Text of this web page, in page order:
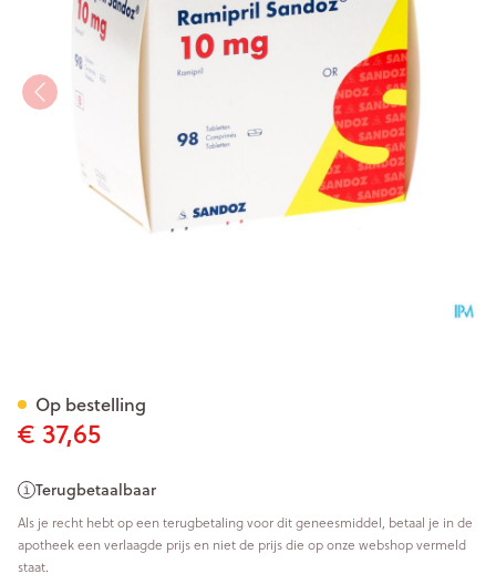
€ 37,65
Terugbetaalbaar
Als je recht hebt op een terugbetaling voor dit geneesmiddel, betaal je in de
apotheek een verlaagde prijs en niet de prijs die op onze webshop vermeld
staat.
Op bestelling